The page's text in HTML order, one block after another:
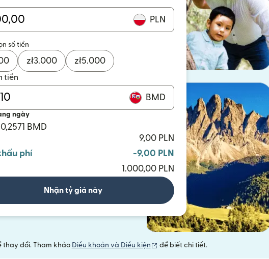
PLN
số tiền
zł3.000 zł5.000
tiền
BMD
ngày
0,2571 BMD
9,00 PLN
phí
-9,00 PLN
1.000,00 PLN
Nhận tỷ giá này
thay đổi. Tham khảo Điều khoản và Điều kiện (mở trong cửa sổ mới)
để biết chi tiết.